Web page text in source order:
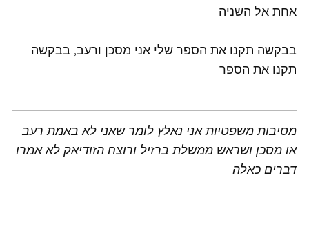
אחת אל השניה
בבקשה תקנו את הספר שלי אני מסכן ורעב, בבקשה
תקנו את הספר
מסיבות משפטיות אני נאלץ לומר שאני לא באמת רעב
או מסכן ושראש ממשלת ברזיל ורוצח הזודיאק לא אמרו
דברים כאלה